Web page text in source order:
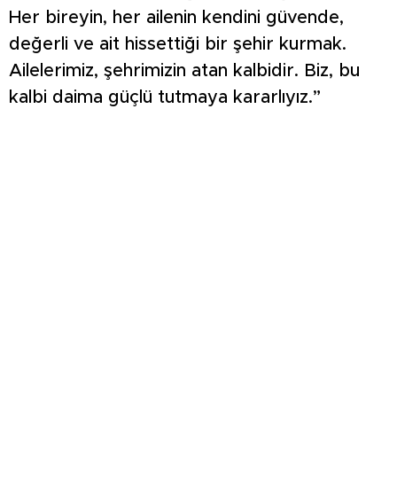
Her bireyin, her ailenin kendini güvende,
değerli ve ait hissettiği bir şehir kurmak.
Ailelerimiz, şehrimizin atan kalbidir. Biz, bu
kalbi daima güçlü tutmaya kararlıyız.”